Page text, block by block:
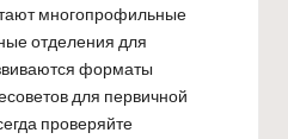
многопрофильные
отделения для
форматы
для первичной
проверяйте